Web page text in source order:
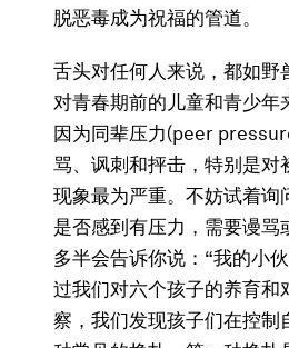
脱恶毒成为祝福的管道。
舌头对任何人来说，都如野
对青春期前的儿童和青少年
因为同辈压力(peer
骂、讽刺和抨击，特别是对
现象最为严重。不妨试着询
是否感到有压力，需要谩骂
多半会告诉你说：“我的小
过我们对六个孩子的养育和
察，我们发现孩子们在控制